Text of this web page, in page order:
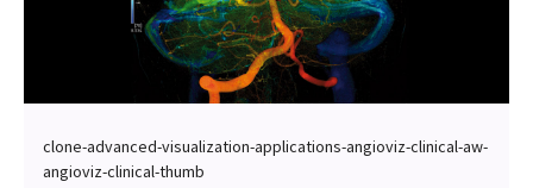
clone-advanced-visualization-applications-angioviz-clinical-aw-
angioviz-clinical-thumb